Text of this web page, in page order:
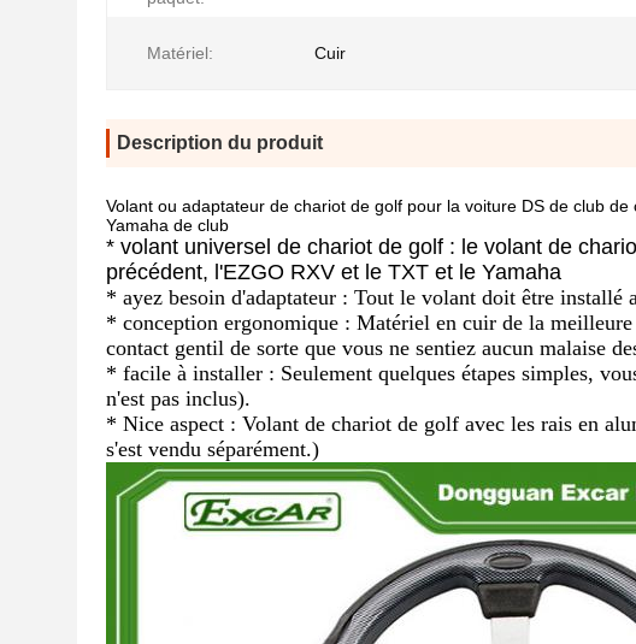
Matériel: Cuir
Description du produit
Volant ou adaptateur de chariot de golf pour la voiture DS de club
Yamaha de club
* volant universel de chariot de golf : le volant de
précédent, l'EZGO RXV et le TXT et le Yamaha
* ayez besoin d'adaptateur : Tout le volant doit être installé
* conception ergonomique : Matériel en cuir de la
contact gentil de sorte que vous ne sentiez aucun malaise
* facile à installer : Seulement quelques étapes simples,
n'est pas inclus).
* Nice aspect : Volant de chariot de golf avec les rais en
s'est vendu séparément.)